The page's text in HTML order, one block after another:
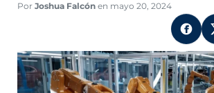
Por Joshua Falcón en mayo 20, 2024